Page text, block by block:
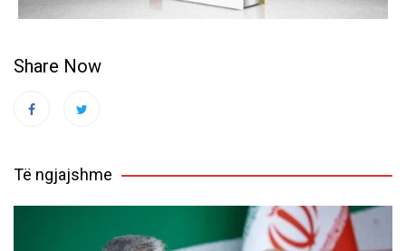
Share Now
Të ngjajshme